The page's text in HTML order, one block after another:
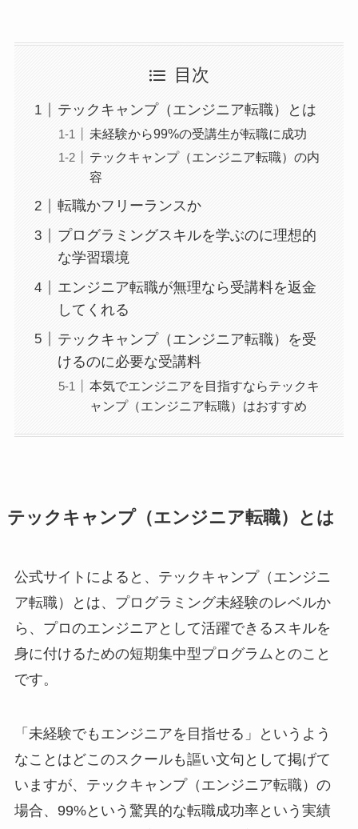
目次
テックキャンプ（エンジニア転職）とは
未経験から99%の受講生が転職に成功
テックキャンプ（エンジニア転職）の内
容
転職かフリーランスか
プログラミングスキルを学ぶのに理想的
な学習環境
エンジニア転職が無理なら受講料を返金
してくれる
テックキャンプ（エンジニア転職）を受
けるのに必要な受講料
本気でエンジニアを目指すならテックキ
ャンプ（エンジニア転職）はおすすめ
テックキャンプ（エンジニア転職）とは
公式サイトによると、テックキャンプ（エンジニ
ア転職）とは、プログラミング未経験のレベルか
ら、プロのエンジニアとして活躍できるスキルを
身に付けるための短期集中型プログラムとのこと
です。
「未経験でもエンジニアを目指せる」というよう
なことはどこのスクールも謳い文句として掲げて
いますが、テックキャンプ（エンジニア転職）の
場合、99%という驚異的な転職成功率という実績